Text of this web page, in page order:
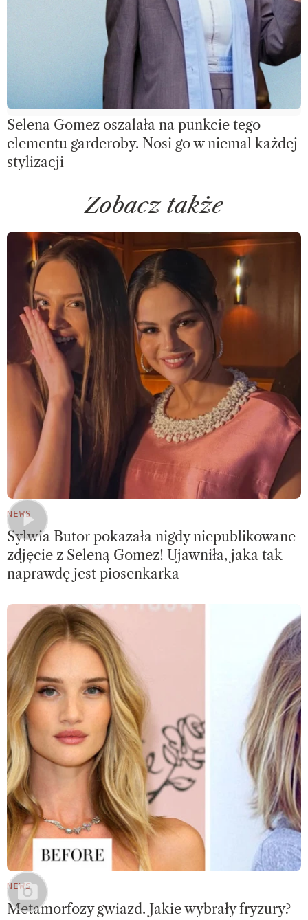
Selena Gomez oszalała na punkcie tego
elementu garderoby. Nosi go w niemal każdej
stylizacji
Zobacz także
NEWS
Sylwia Butor pokazała nigdy niepublikowane
zdjęcie z Seleną Gomez! Ujawniła, jaka tak
naprawdę jest piosenkarka
NEWS
Metamorfozy gwiazd. Jakie wybrały fryzury?